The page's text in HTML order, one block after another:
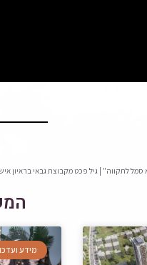
סמל לתקווה" | גיל פכט מקבוצת גבאי בראיון
מידע